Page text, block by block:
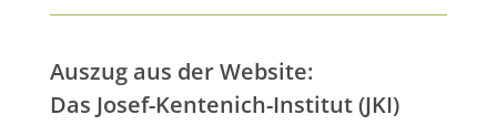
Auszug aus der Website:
Das Josef-Kentenich-Institut (JKI)